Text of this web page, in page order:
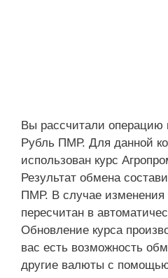
Вы рассчитали операцию
Рубль ПМР. Для данной
использован курс
Результат обмена
ПМР. В случае изменения
пересчитан в
Обновление курса
вас есть возможность
другие валюты с